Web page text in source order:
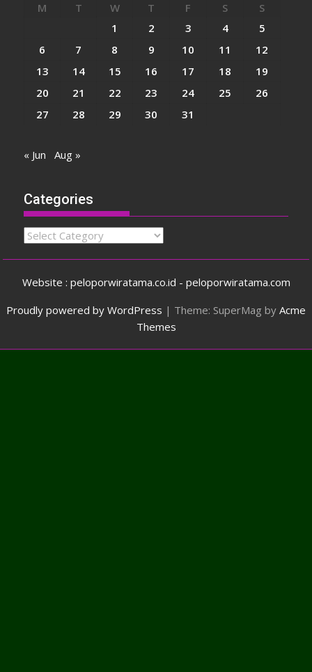
M T W T F S
S
1
2 3 4
5
6
7 8 9 10 11
12
13
14 15 16 17 18
19
20
21 22 23 24 25
26
27
28 29 30 31
« Jun Aug »
Categories
Categories
Website : peloporwiratama.co.id - peloporwiratama.com
Proudly powered by WordPress | Theme: SuperMag by Acme
Themes